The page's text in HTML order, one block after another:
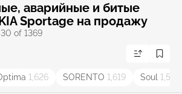
аварийные и битые
Sportage на продажу
of 1369
1,626 SORENTO 1,619 Soul 1,534